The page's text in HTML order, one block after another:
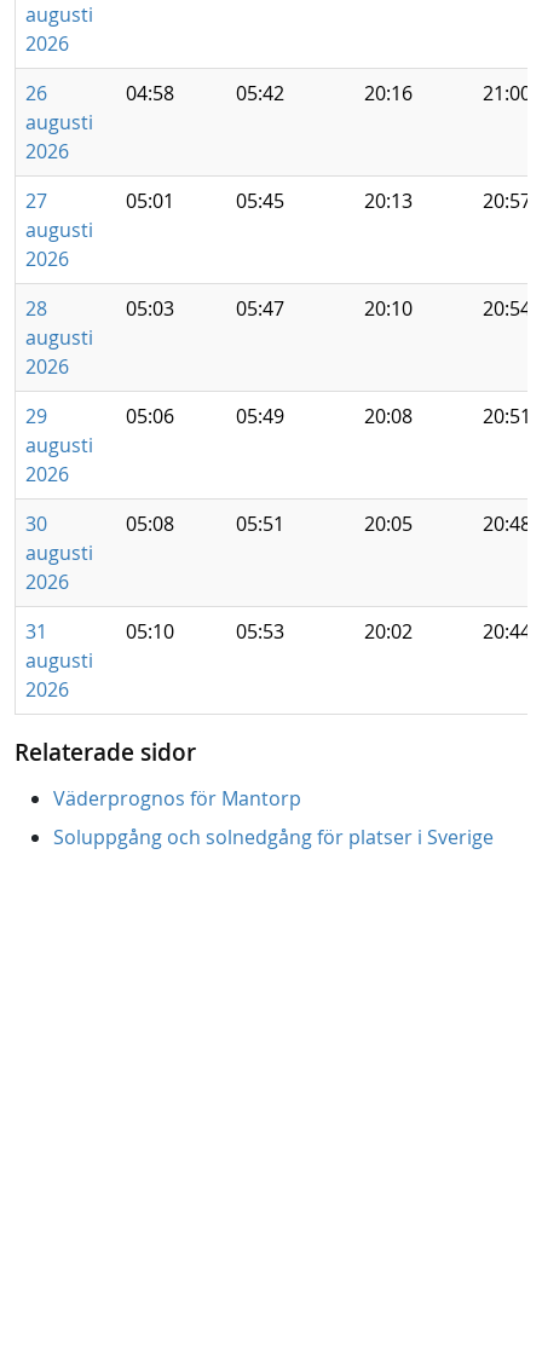
augusti
2026
26
augusti
2026
04:58 05:42 20:16 21:00
27
augusti
2026
05:01 05:45 20:13 20:57
28
augusti
2026
05:03 05:47 20:10 20:54
29
augusti
2026
05:06 05:49 20:08 20:51
30
augusti
2026
05:08 05:51 20:05 20:48
31
augusti
2026
05:10 05:53 20:02 20:44
Relaterade sidor
Väderprognos för Mantorp
Soluppgång och solnedgång för platser i Sverige